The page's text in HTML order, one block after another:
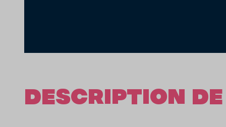
DESCRIPTION